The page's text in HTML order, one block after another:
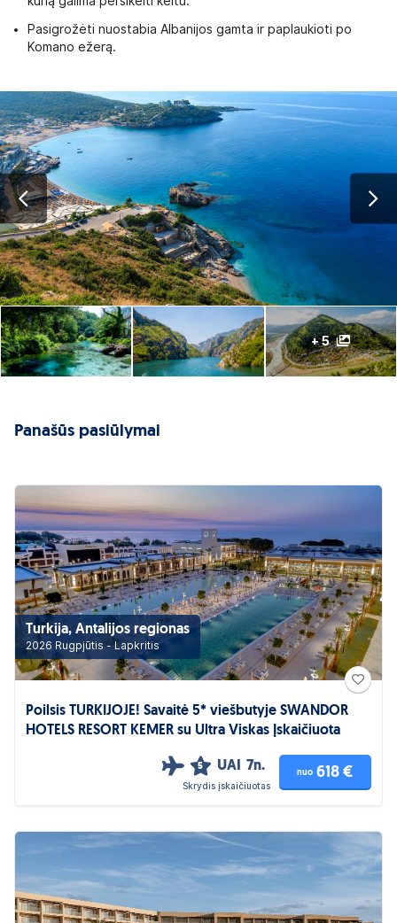
Pasigrožėti nuostabia Albanijos gamta ir paplaukioti po
Komano ežerą.
+ 5
Panašūs pasiūlymai
Turkija, Antalijos regionas
2026 Rugpjūtis - Lapkritis
Poilsis TURKIJOJE! Savaitė 5* viešbutyje SWANDOR
HOTELS RESORT KEMER su Ultra Viskas Įskaičiuota
5 UAI 7n.
Skrydis įskaičiuotas
nuo 618 €